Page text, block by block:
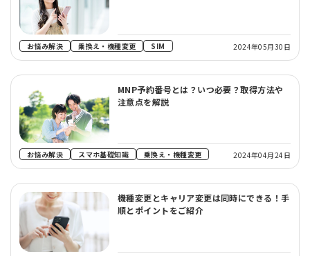
お悩み解決 乗換え・機種変更 SIM 2024年05月30日
MNP予約番号とは？いつ必要？取得方法や
注意点を解説
お悩み解決 スマホ基礎知識 乗換え・機種変更 2024年04月24日
機種変更とキャリア変更は同時にできる！手
順とポイントをご紹介